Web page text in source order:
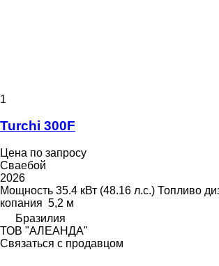
1
Turchi 300F
Цена по запросу
Сваебой
2026
Мощность 35.4 кВт (48.16 л.с.) Топливо
копания 5,2 м
Бразилия
ТОВ "АЛЕАНДА"
Связаться с продавцом